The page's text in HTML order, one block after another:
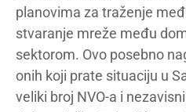
planovima za traženje
stvaranje mreže među
sektorom. Ovo posebno
onih koji prate situaciju u
veliki broj NVO-a i